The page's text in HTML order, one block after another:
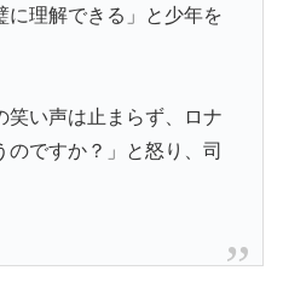
に理解できる」と少年を
笑い声は止まらず、ロナ
ですか？」と怒り、司